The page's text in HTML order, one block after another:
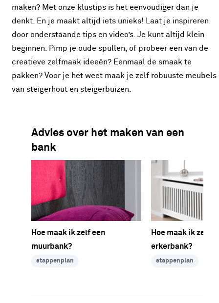
maken? Met onze klustips is het eenvoudiger dan je
denkt. En je maakt altijd iets unieks! Laat je inspireren
door onderstaande tips en video’s. Je kunt altijd klein
beginnen. Pimp je oude spullen, of probeer een van de
creatieve zelfmaak ideeën? Eenmaal de smaak te
pakken? Voor je het weet maak je zelf robuuste meubels
van steigerhout en steigerbuizen.
Advies over het maken van een
bank
Hoe maak ik zelf een
muurbank?
stappenplan
Hoe maak ik zelf
erkerbank?
stappenplan